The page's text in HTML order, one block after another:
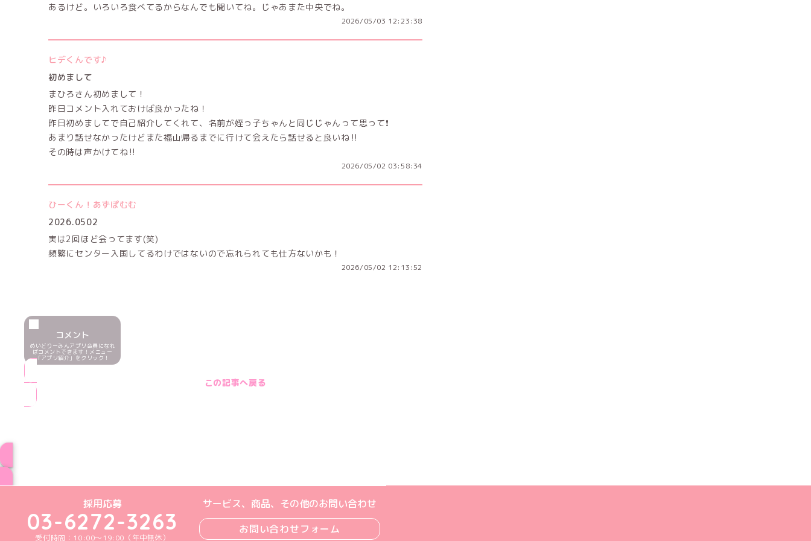
あるけど。いろいろ食べてるからなんでも聞いてね。じゃあまた中央でね。
2026/05/03 12:23:38
ヒデくんです♪
初めまして
まひろさん初めまして！
昨日コメント入れておけば良かったね！
昨日初めましてで自己紹介してくれて、名前が姪っ子ちゃんと同じじゃんって思って❗️
あまり話せなかったけどまた福山帰るまでに行けて会えたら話せると良いね‼️
その時は声かけてね‼️
2026/05/02 03:58:34
ひーくん！あずぽむむ
2026.0502
実は2回ほど会ってます(笑)
頻繁にセンター入国してるわけではないので忘れられても仕方ないかも！
2026/05/02 12:13:52
コメント
めいどりーみんアプリ会員になれ
ばコメントできます！メニュー
「アプリ紹介」をクリック！
この記事へ戻る
めいどりーみんTikTok公式アカウント
めいどりーみんX公式アカウント
めいどりーみんInstagram公式アカウント
めいどりーみんFacebook公式アカウント
めいどりーみんYouTube公式アカウント
採用応募
03-6272-3263
受付時間：10:00～19:00（年中無休）
サービス、商品、その他のお問い合わせ
お問い合わせフォーム